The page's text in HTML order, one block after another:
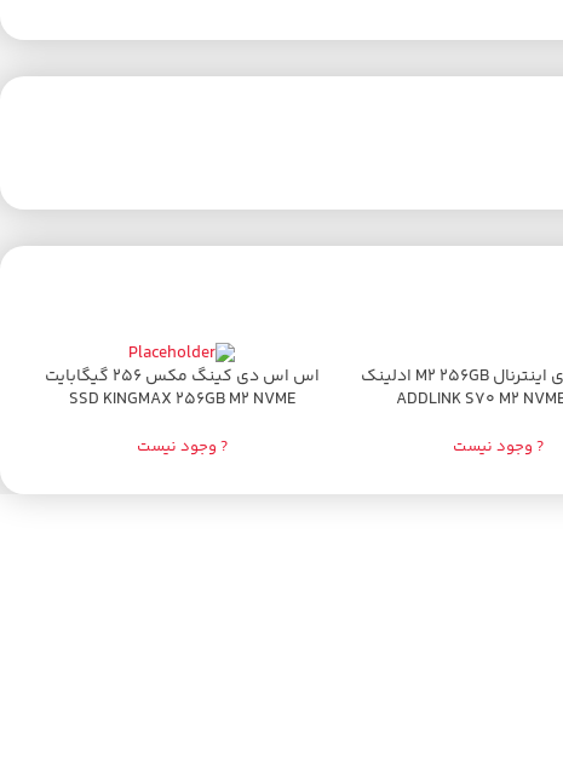
اس اس دی اینترنال M2 256GB ادلینک
? وجود نیست
اتمام موجودی
اس اس دی کینگ مکس 256 گیگابایت
SSD KINGMAX 256GB M2 NVME
? وجود نیست